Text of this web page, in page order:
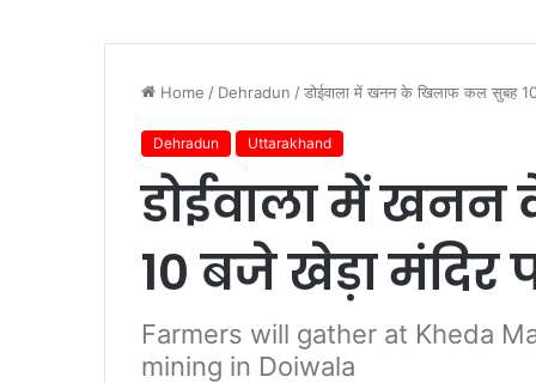
Home / Dehradun /डोईवाला में खनन के खिलाफ कल सुबह
Dehradun Uttarakhand
डोईवाला में
10 बजे खेड़ा
Farmers will gather at Kheda
mining in Doiwala